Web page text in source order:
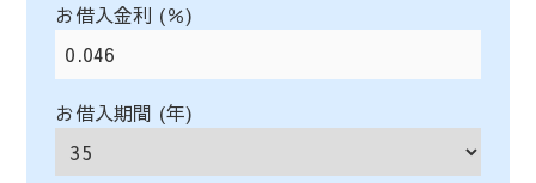
お借入金利 (％)
お借入期間 (年)